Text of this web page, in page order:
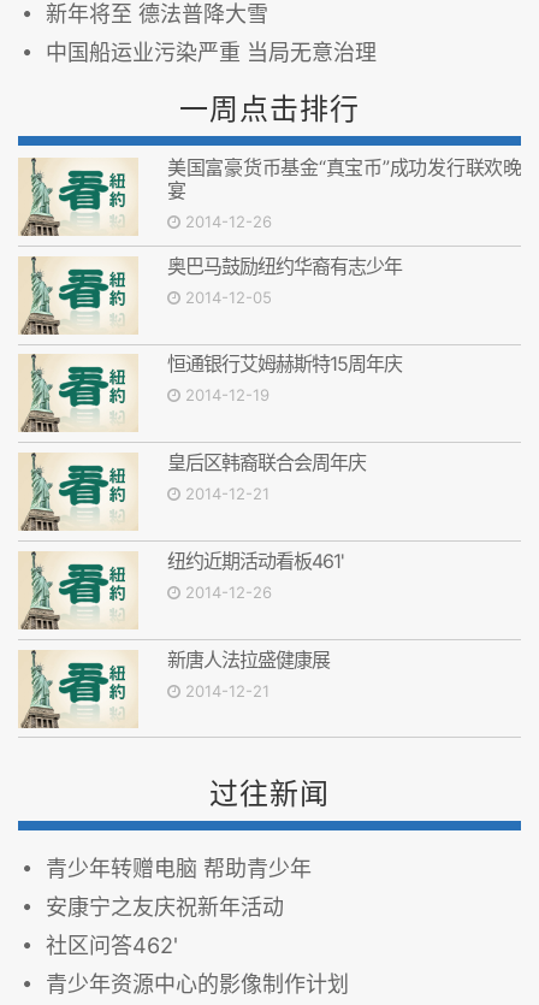
新年将至 德法普降大雪
中国船运业污染严重 当局无意治理
一周点击排行
美国富豪货币基金“真宝币”成功发行联欢晚
宴
2014-12-26
奥巴马鼓励纽约华裔有志少年
2014-12-05
恒通银行艾姆赫斯特15周年庆
2014-12-19
皇后区韩裔联合会周年庆
2014-12-21
纽约近期活动看板461'
2014-12-26
新唐人法拉盛健康展
2014-12-21
过往新闻
青少年转赠电脑 帮助青少年
安康宁之友庆祝新年活动
社区问答462'
青少年资源中心的影像制作计划